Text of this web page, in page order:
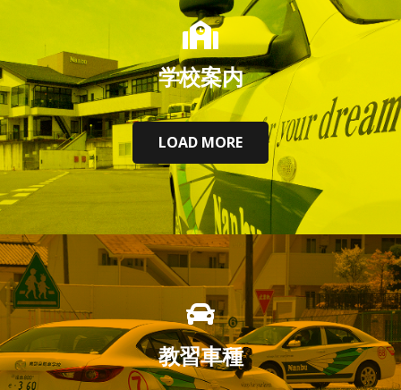
学校案内
LOAD MORE
教習車種